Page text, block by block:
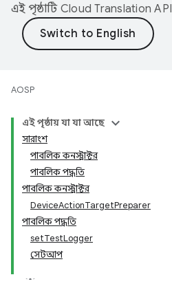
এই পৃষ্ঠাটি Cloud Translation API
AOSP
এই পৃষ্ঠায় যা যা আছে
সারাংশ
পাবলিক কনস্ট্রাক্টর
পাবলিক পদ্ধতি
পাবলিক কনস্ট্রাক্টর
DeviceActionTargetPreparer
পাবলিক পদ্ধতি
setTestLogger
সেটআপ